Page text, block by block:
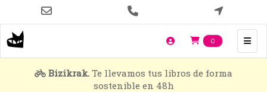
contenido
principal
0 Items en
Bizikrak. Te llevamos tus libros de forma
sostenible en 48h